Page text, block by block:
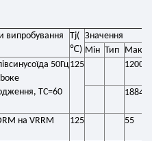
випробування
Tj(
℃)
Значення
Мін Тип Макс.
50Гц
TC=60
125 1200
1884
на VRRM 125 55